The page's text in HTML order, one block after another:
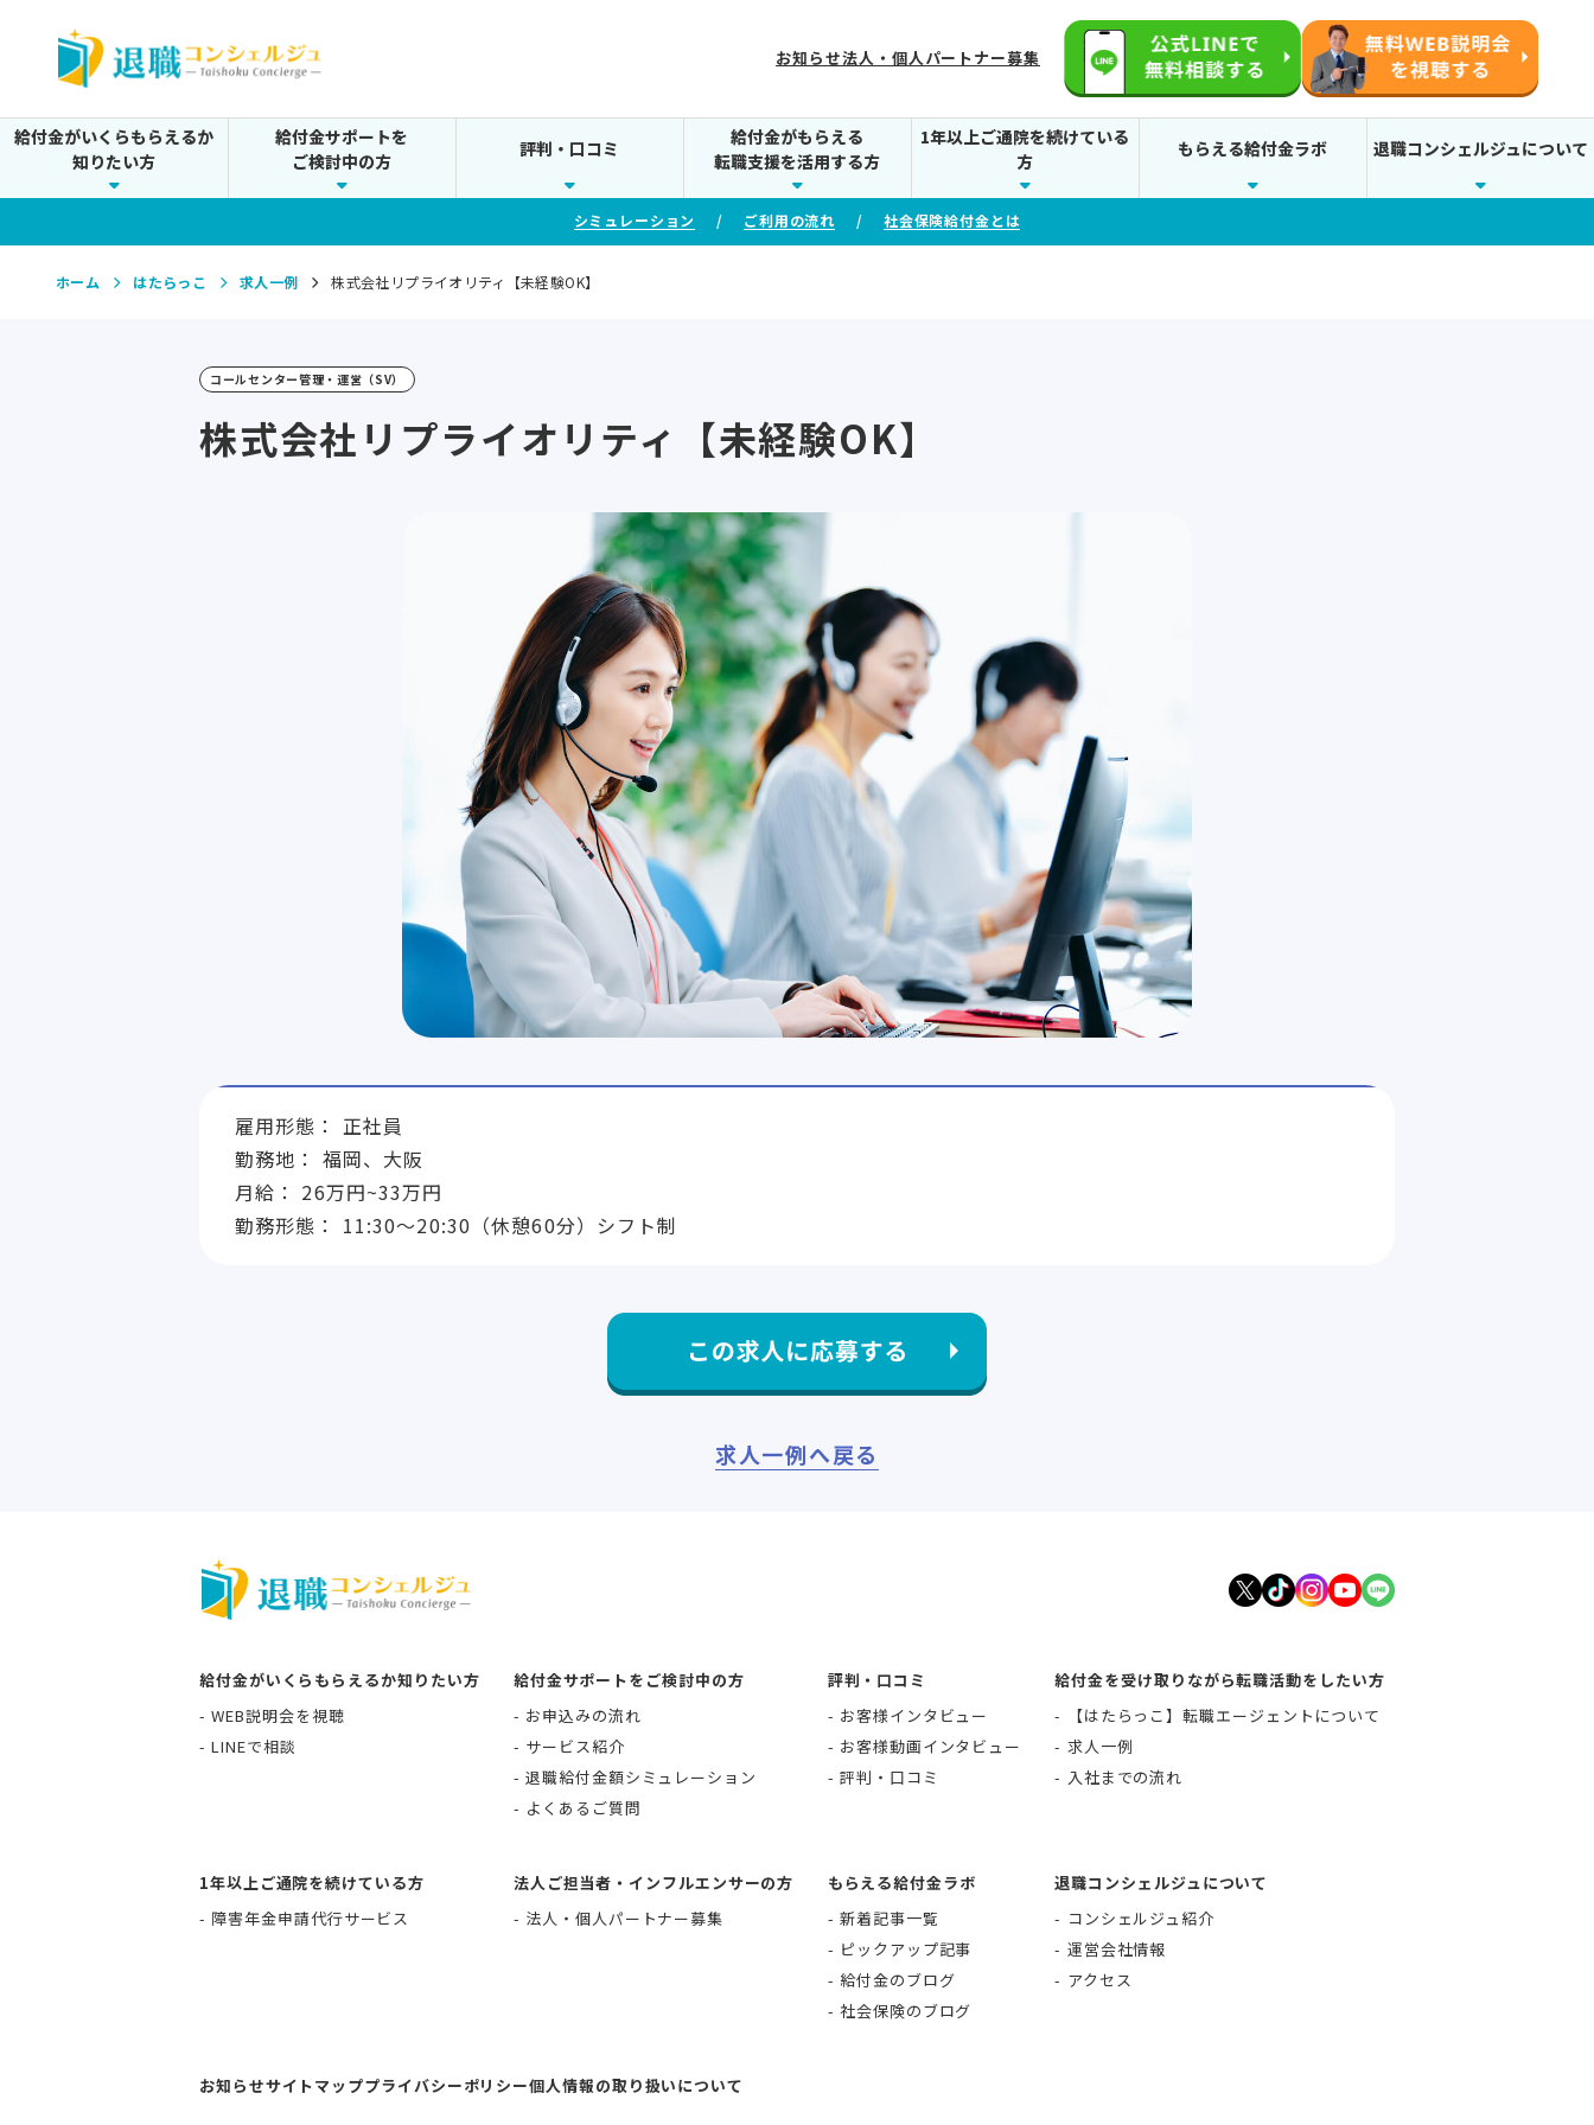
お知らせ法人・個人パートナー募集
給付金がいくらもらえるか
知りたい方
給付金サポートを
ご検討中の方
評判・口コミ
給付金がもらえる
転職支援を活用する方
1年以上ご通院を続けている
方
もらえる給付金ラボ 退職コンシェルジュについて
シミュレーション ご利用の流れ 社会保険給付金とは
ホーム はたらっこ 求人一例 株式会社リプライオリティ【未経験OK】
コールセンター管理・運営（SV）
株式会社リプライオリティ【未経験OK】
雇用形態： 正社員
勤務地： 福岡、大阪
月給： 26万円~33万円
勤務形態： 11:30～20:30（休憩60分）シフト制
求人一例へ戻る
給付金がいくらもらえるか知りたい方
WEB説明会を視聴
LINEで相談
給付金サポートをご検討中の方
お申込みの流れ
サービス紹介
退職給付金額シミュレーション
よくあるご質問
評判・口コミ
お客様インタビュー
お客様動画インタビュー
評判・口コミ
給付金を受け取りながら転職活動をしたい方
【はたらっこ】転職エージェントについて
求人一例
入社までの流れ
1年以上ご通院を続けている方
障害年金申請代行サービス
法人ご担当者・インフルエンサーの方
法人・個人パートナー募集
もらえる給付金ラボ
新着記事一覧
ピックアップ記事
給付金のブログ
社会保険のブログ
退職コンシェルジュについて
コンシェルジュ紹介
運営会社情報
アクセス
お知らせサイトマッププライバシーポリシー個人情報の取り扱いについて